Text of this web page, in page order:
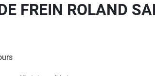
FREIN ROLAND